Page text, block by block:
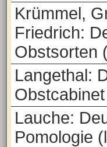
Krümmel,
Friedrich:
Obstsorten
Langethal:
Lauche:
Pomologie